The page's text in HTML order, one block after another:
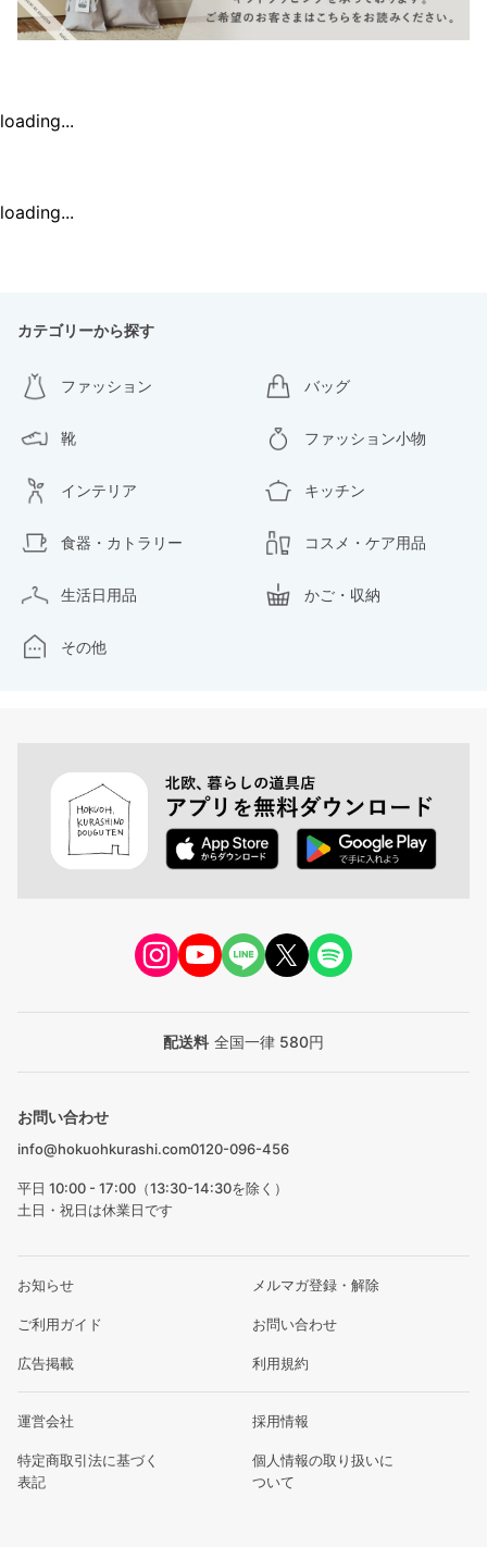
loading...
loading...
カテゴリーから探す
ファッション バッグ
靴 ファッション小物
インテリア キッチン
食器・カトラリー コスメ・ケア用品
生活日用品 かご・収納
その他
配送料 全国一律 580円
お問い合わせ
info@hokuohkurashi.com0120-096-456
平日 10:00 - 17:00（13:30-14:30を除く）
土日・祝日は休業日です
お知らせ メルマガ登録・解除
ご利用ガイド お問い合わせ
広告掲載 利用規約
運営会社 採用情報
特定商取引法に基づく
表記
個人情報の取り扱いに
ついて